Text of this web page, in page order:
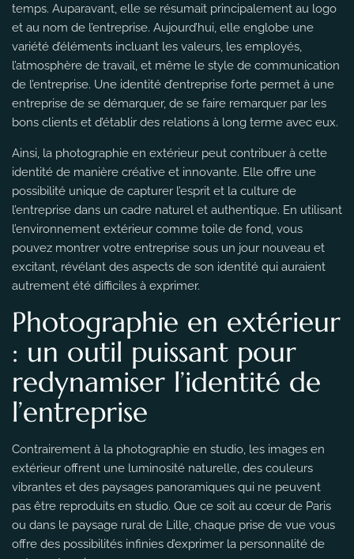
temps. Auparavant, elle se résumait principalement au logo
et au nom de l’entreprise. Aujourd’hui, elle englobe une
variété d’éléments incluant les valeurs, les employés,
l’atmosphère de travail, et même le style de communication
de l’entreprise. Une identité d’entreprise forte permet à une
entreprise de se démarquer, de se faire remarquer par les
bons clients et d’établir des relations à long terme avec eux.
Ainsi, la photographie en extérieur peut contribuer à cette
identité de manière créative et innovante. Elle offre une
possibilité unique de capturer l’esprit et la culture de
l’entreprise dans un cadre naturel et authentique. En utilisant
l’environnement extérieur comme toile de fond, vous
pouvez montrer votre entreprise sous un jour nouveau et
excitant, révélant des aspects de son identité qui auraient
autrement été difficiles à exprimer.
Photographie en extérieur
: un outil puissant pour
redynamiser l’identité de
l’entreprise
Contrairement à la photographie en studio, les images en
extérieur offrent une luminosité naturelle, des couleurs
vibrantes et des paysages panoramiques qui ne peuvent
pas être reproduits en studio. Que ce soit au cœur de Paris
ou dans le paysage rural de Lille, chaque prise de vue vous
offre des possibilités infinies d’exprimer la personnalité de